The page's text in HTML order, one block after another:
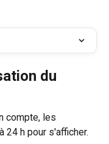
du
compte, les
24 h pour s'afficher.